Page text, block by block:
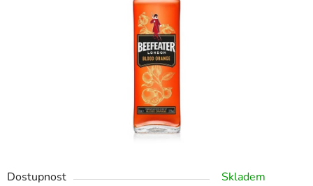
Dostupnost
Skladem